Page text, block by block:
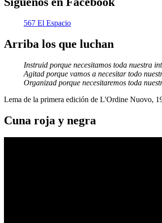
567 El Espacio
Arriba los que luchan
Instruid porque necesitamos toda nuestra
Agitad porque vamos a necesitar todo
Organizad porque necesitaremos toda
Lema de la primera edición de L'Ordine Nuovo,
Cuna roja y negra